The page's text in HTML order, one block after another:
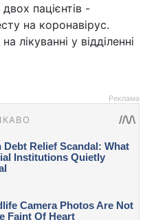
пацієнтів -
на коронавірус.
лікуванні у відділенні
Реклама